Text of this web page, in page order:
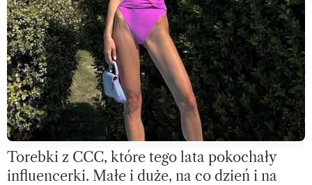
Torebki z CCC, które tego lata pokochały
influencerki. Małe i duże, na co dzień i na